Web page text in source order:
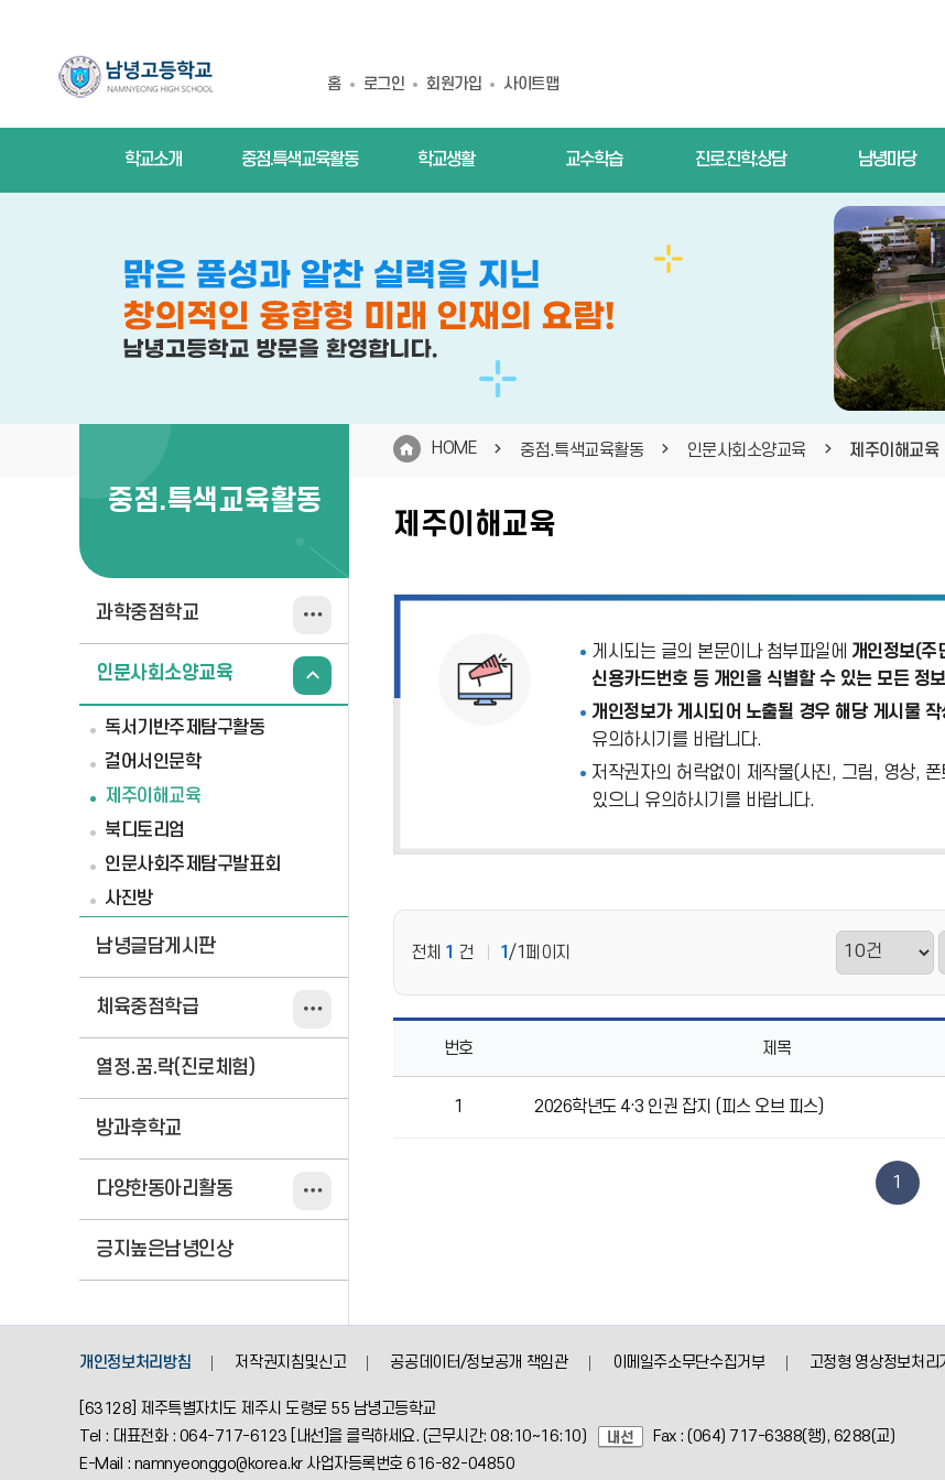
홈 로그인 회원가입 사이트맵
학교소개 중점.특색교육활동 학교생활 교수학습 진로.진학.상담 남녕마당
중점.특색교육활동
과학중점학교
인문사회소양교육
독서기반주제탐구활동
걸어서인문학
제주이해교육
북디토리엄
인문사회주제탐구발표회
사진방
남녕글담게시판
체육중점학급
열정.꿈.락(진로체험)
방과후학교
다양한동아리활동
긍지높은남녕인상
HOME 중점.특색교육활동 인문사회소양교육 제주이해교육
제주이해교육
게시되는 글의 본문이나 첨부파일에 개인정보(주
신용카드번호 등 개인을 식별할 수 있는 모든 정
개인정보가 게시되어 노출될 경우 해당 게시물
유의하시기를 바랍니다.
저작권자의 허락없이 제작물(사진, 그림, 영상,
있으니 유의하시기를 바랍니다.
전체 1 건 1 /1페이지
번호 제목
1 2026학년도 4·3 인권 잡지 (피스 오브 피스)
1
개인정보처리방침 저작권지침및신고 공공데이터/정보공개 책임관 이메일주소무단수집거부 고정형 영상정보처리
[63128] 제주특별자치도 제주시 도령로 55 남녕고등학교
Tel : 대표전화 : 064-717-6123 [내선]을 클릭하세요. (근무시간: 08:10~16:10)
Fax : (064) 717-6388(행), 6288(교)
E-Mail : namnyeonggo@korea.kr 사업자등록번호 616-82-04850